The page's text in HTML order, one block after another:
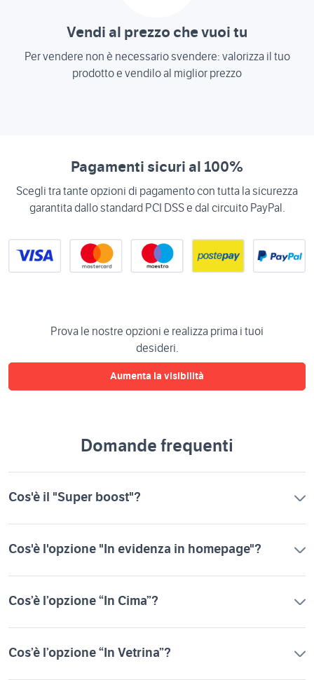
Vendi al prezzo che vuoi tu
Per vendere non è necessario svendere: valorizza il tuo
prodotto e vendilo al miglior prezzo
Pagamenti sicuri al 100%
Scegli tra tante opzioni di pagamento con tutta la sicurezza
garantita dallo standard PCI DSS e dal circuito PayPal.
Prova le nostre opzioni e realizza prima i tuoi
desideri.
Aumenta la visibilità
Domande frequenti
Cos'è il "Super boost"?
Cos'è l'opzione "In evidenza in homepage"?
Cos’è l’opzione “In Cima”?
Cos’è l’opzione “In Vetrina”?